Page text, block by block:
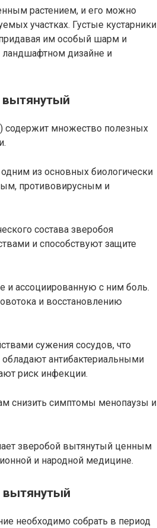
растением, и его можно
участках. Густые кустарники
им особый шарм и
ландшафтном дизайне и
вытянутый
содержит множество полезных
из основных биологически
противовирусным и
состава зверобоя
и способствуют защите
и ассоциированную с ним боль.
и восстановлению
сужения сосудов, что
обладают антибактериальными
риск инфекции.
снизить симптомы менопаузы и
зверобой вытянутый ценным
и народной медицине.
вытянутый
необходимо собрать в период